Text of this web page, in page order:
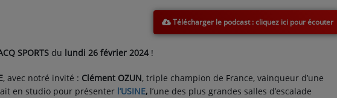
Télécharger le podcast
SPORTS du lundi 26 février 2024!
, avec notré invité : Clément OZUN, triple champion de France, vainqueur d’une
en studio pour présenter l’USINE, l’une des plus grandes salles d’escalade